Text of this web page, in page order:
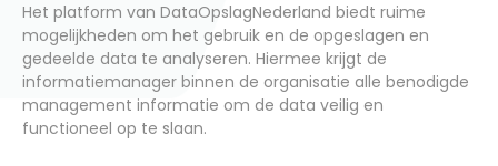
Het platform van DataOpslagNederland biedt ruime
mogelijkheden om het gebruik en de opgeslagen en
gedeelde data te analyseren. Hiermee krijgt de
informatiemanager binnen de organisatie alle benodigde
management informatie om de data veilig en
functioneel op te slaan.